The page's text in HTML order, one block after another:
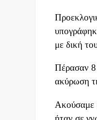
με δική
Πέρασαν 8
ακύρωση
Ακούσαμε